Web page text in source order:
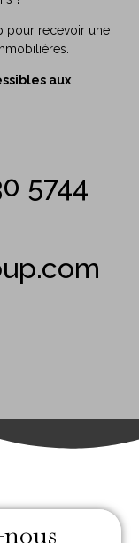
pour recevoir une
aux
5744